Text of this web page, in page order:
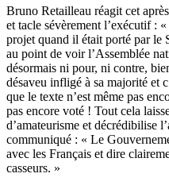
Bruno Retailleau réagit cet
et tacle sévèrement l’exécutif :
projet quand il était porté par le
au point de voir l’Assemblée
désormais ni pour, ni contre,
désaveu infligé à sa majorité et
que le texte n’est même pas
pas encore voté ! Tout cela
d’amateurisme et décrédibilise
communiqué : « Le
avec les Français et dire
casseurs. »